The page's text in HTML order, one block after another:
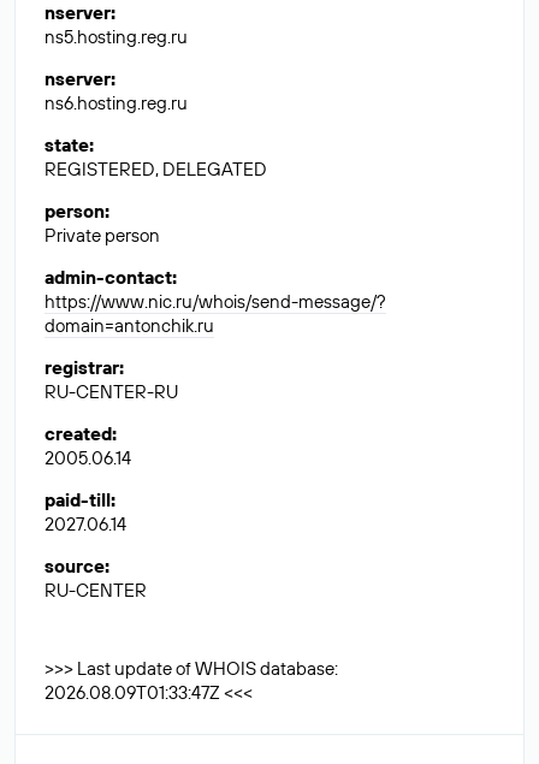
nserver:
ns5.hosting.reg.ru
nserver:
ns6.hosting.reg.ru
state:
REGISTERED, DELEGATED
person:
Private person
admin-contact:
https://www.nic.ru/whois/send-message/?
domain=antonchik.ru
registrar:
RU-CENTER-RU
created:
2005.06.14
paid-till:
2027.06.14
source:
RU-CENTER
>>> Last update of WHOIS database:
2026.08.09T01:33:47Z <<<